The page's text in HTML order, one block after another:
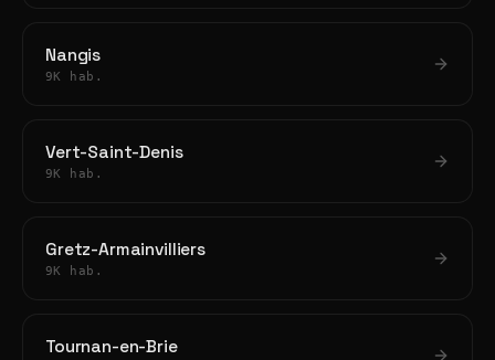
Nangis
9K hab.
Vert-Saint-Denis
9K hab.
Gretz-Armainvilliers
9K hab.
Tournan-en-Brie